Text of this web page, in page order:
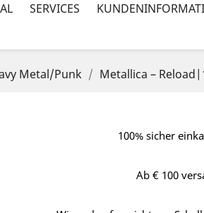
SERVICES
Metal/Punk Metallica –
100% sicher
Ab € 100